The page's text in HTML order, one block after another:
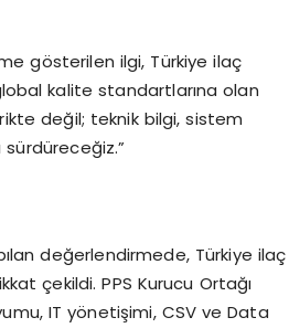
gösterilen ilgi, Türkiye ilaç
kalite standartlarına olan
değil; teknik bilgi, sistem
değerlendirmede, Türkiye ilaç
çekildi. PPS Kurucu Ortağı
IT yönetişimi, CSV ve Data